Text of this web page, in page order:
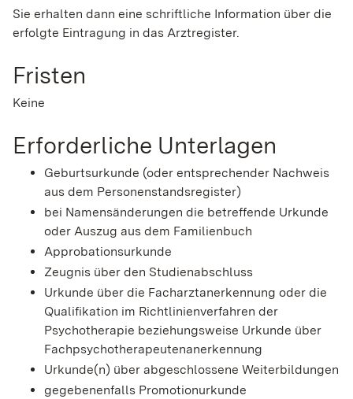
Sie erhalten dann eine schriftliche Information über die
erfolgte Eintragung in das Arztregister.
Fristen
Keine
Erforderliche Unterlagen
Geburtsurkunde (oder entsprechender Nachweis
aus dem Personenstandsregister)
bei Namensänderungen die betreffende Urkunde
oder Auszug aus dem Familienbuch
Approbationsurkunde
Zeugnis über den Studienabschluss
Urkunde über die Facharztanerkennung oder die
Qualifikation im Richtlinienverfahren der
Psychotherapie beziehungsweise Urkunde über
Fachpsychotherapeutenanerkennung
Urkunde(n) über abgeschlossene Weiterbildungen
gegebenenfalls Promotionurkunde